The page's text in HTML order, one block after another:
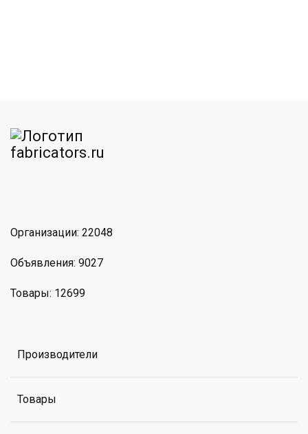
Организации: 22048
Объявления: 9027
Товары: 12699
Производители
Товары